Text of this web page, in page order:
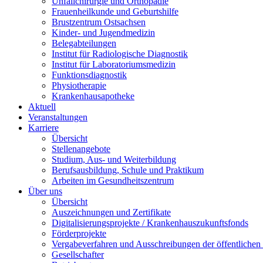
Frauenheilkunde und Geburtshilfe
Brustzentrum Ostsachsen
Kinder- und Jugendmedizin
Belegabteilungen
Institut für Radiologische Diagnostik
Institut für Laboratoriumsmedizin
Funktionsdiagnostik
Physiotherapie
Krankenhausapotheke
Aktuell
Veranstaltungen
Karriere
Übersicht
Stellenangebote
Studium, Aus- und Weiterbildung
Berufsausbildung, Schule und Praktikum
Arbeiten im Gesundheitszentrum
Über uns
Übersicht
Auszeichnungen und Zertifikate
Digitalisierungsprojekte / Krankenhauszukunftsfonds
Förderprojekte
Vergabeverfahren und Ausschreibungen der öffentlichen
Gesellschafter